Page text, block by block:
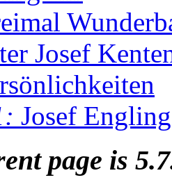
Josef
Josef Engling
page is